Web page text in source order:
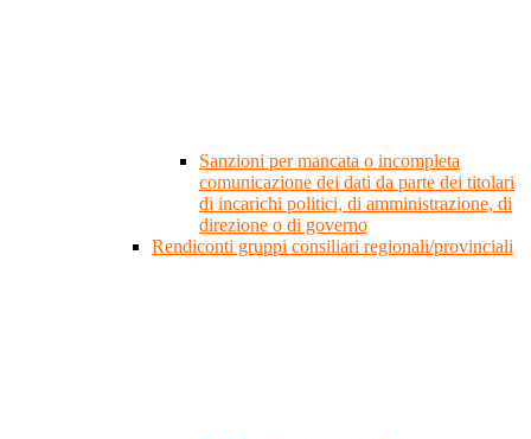
Sanzioni per mancata o incompleta
comunicazione dei dati da parte dei titolari
di incarichi politici, di amministrazione, di
direzione o di governo
Rendiconti gruppi consiliari regionali/provinciali